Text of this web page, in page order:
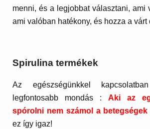
menni, és a legjobbat választani, ami
ami valóban hatékony, és hozza a várt
Spirulina termékek
Az egészségünkkel
legfontosabb mondás : Aki az
spórolni nem számol a betegségek
ez így igaz!